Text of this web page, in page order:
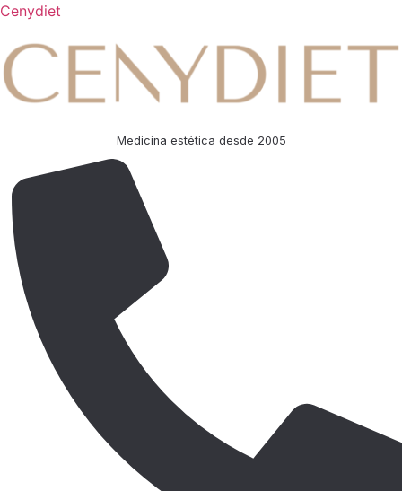
Cenydiet
Medicina estética desde 2005